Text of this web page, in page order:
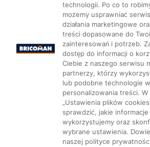
Kategorie Produkty Marki
Ustawienia plików
technologii. Po co to
możemy usprawniać
działania marketingowe
treści dopasowane do
zainteresowań i potrzeb.
dostęp do informacji o
Ciebie z naszego serwisu
partnerzy, którzy
lub podobne technologie
personalizowania treści. W
„Ustawienia plików
sprawdzić, jakie informacje
wykorzystujemy oraz
wybrane ustawienia.
naszej polityce